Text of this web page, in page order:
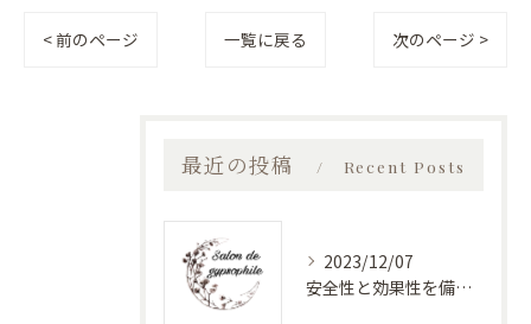
< 前のページ 一覧に戻る 次のページ >
最近の投稿 Recent Posts
2023/12/07
安全性と効果性を備えたバストアップエステ